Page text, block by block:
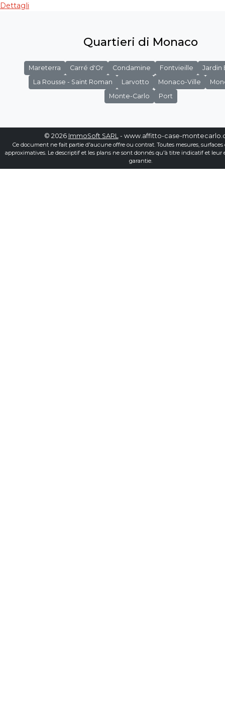
Dettagli
Quartieri di Monaco
Mareterra Carré d'Or Condamine Fontvieille
Jardin
La Rousse - Saint Roman
Larvotto Monaco-Ville
Monte-Carlo
Port
© 2026 ImmoSoft SARL- www.affitto-case-
Ce document ne fait partie d'aucune offre ou contrat. Toutes mesures, surfaces
approximatives. Le descriptif et les plans ne sont donnés qu'à titre indicatif et leur
garantie.